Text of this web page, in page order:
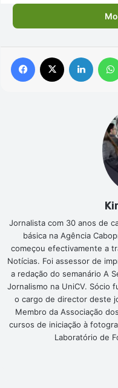
Facebook
Jornalista com 30 anos de
básica na Agência
começou efectivamente a
Notícias. Foi assessor de
a redação do semanário A
Jornalismo na UniCV. Sócio
o cargo de director deste
Membro da Associação
cursos de iniciação à
Laboratório de